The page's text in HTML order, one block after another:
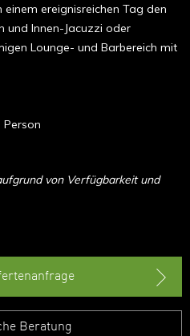
einem ereignisreichen Tag den
und Innen-Jacuzzi oder
Lounge- und Barbereich mit
Person
von Verfügbarkeit und
Beratung